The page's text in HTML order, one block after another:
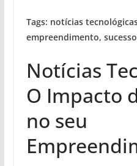
Tags: notícias
empreendimento,
Notícias
O Impacto
no seu